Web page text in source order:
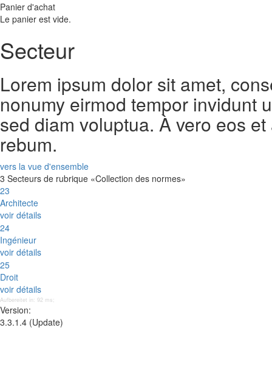
Panier d'achat
Le panier est vide.
Secteur
Lorem ipsum dolor sit amet,
nonumy eirmod tempor invidunt
sed diam voluptua. À vero eos
rebum.
vers la vue d'ensemble
3 Secteurs de rubrique «Collection des normes»
23
Architecte
voir détails
24
Ingénieur
voir détails
25
Droit
voir détails
Aufbereitet in: 92 ms;
Version:
3.3.1.4 (Update)